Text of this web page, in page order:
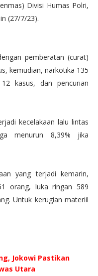
Divisi Humas Polri,
(27/7/23).
pemberatan (curat)
kemudian, narkotika 135
kasus, dan pencurian
kecelakaan lalu lintas
menurun 8,39% jika
yang terjadi kemarin,
orang, luka ringan 589
Untuk kerugian materiil
Jokowi Pastikan
Utara